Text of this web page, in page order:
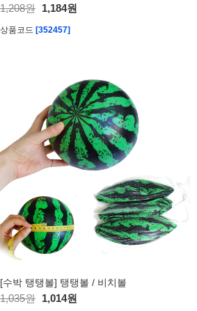
1,208원 1,184원
상품코드 [352457]
[수박 탱탱볼] 탱탱볼 / 비치볼
1,035원 1,014원